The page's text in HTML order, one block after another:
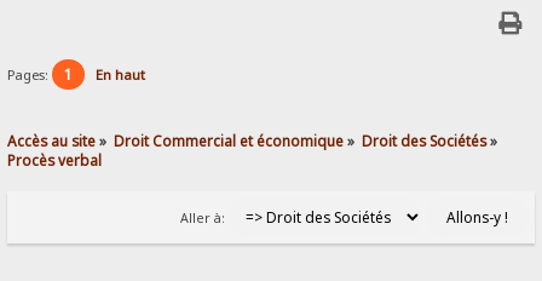
Pages: 1 En haut
Accès au site» Droit Commercial et économique» Droit des Sociétés»
Procès verbal
Aller à: